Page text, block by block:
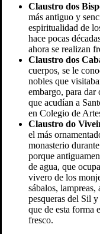
Claustro dos
más antiguo y
espiritualidad de
hace pocas
ahora se realizan
Claustro dos
cuerpos, se le
nobles que
embargo, para dar
que acudían a
en Colegio de
Claustro do
el más
monasterio
porque
de agua, que
vivero de los
sábalos, lampreas,
pesqueras del Sil
que de esta forma
fresco.